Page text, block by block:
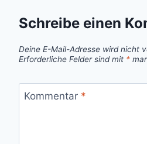
Schreibe einen
Deine E-Mail-Adresse wird nicht
Erforderliche Felder sind mit *
Kommentar *